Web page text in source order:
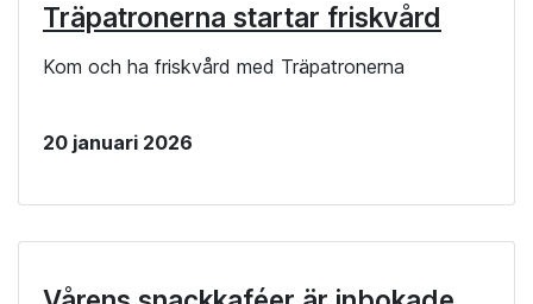
Träpatronerna startar friskvård
Kom och ha friskvård med Träpatronerna
20 januari 2026